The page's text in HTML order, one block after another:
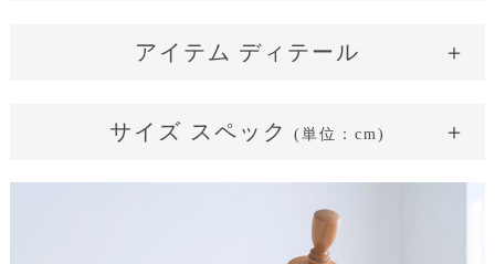
骨格タイプ：ウェーブ
着用サイズ：36(SS)～38(S)
バスト周り：余裕がある
ウェスト周り：余裕がある
ややオーバーサイズのシルエットで旬感があり、可愛く着用で
アイテム ディテール
［ 高級質感 ］
サイズ スペック (単位：cm)